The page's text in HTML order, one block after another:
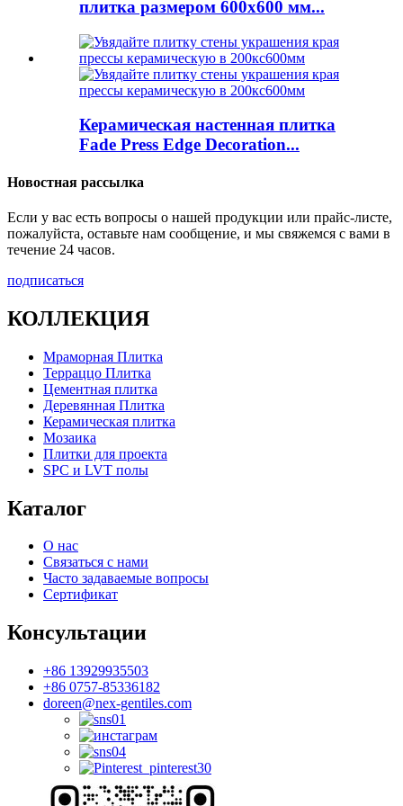
плитка размером 600x600 мм...
Керамическая настенная плитка
Fade Press Edge Decoration...
Новостная рассылка
Если у вас есть вопросы о нашей продукции или прайс-листе,
пожалуйста, оставьте нам сообщение, и мы свяжемся с вами в
течение 24 часов.
подписаться
КОЛЛЕКЦИЯ
Мраморная Плитка
Терраццо Плитка
Цементная плитка
Деревянная Плитка
Керамическая плитка
Мозаика
Плитки для проекта
SPC и LVT полы
Каталог
О нас
Связаться с нами
Часто задаваемые вопросы
Сертификат
Консультации
+86 13929935503
+86 0757-85336182
doreen@nex-gentiles.com